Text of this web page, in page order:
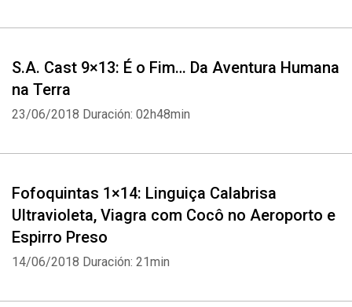
S.A. Cast 9×13: É o Fim… Da Aventura Humana
na Terra
23/06/2018 Duración: 02h48min
Fofoquintas 1×14: Linguiça Calabrisa
Ultravioleta, Viagra com Cocô no Aeroporto e
Espirro Preso
14/06/2018 Duración: 21min